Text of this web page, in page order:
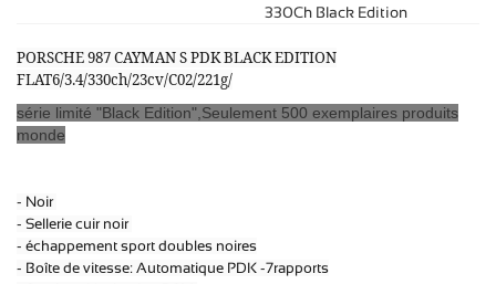
330Ch Black Edition
PORSCHE 987 CAYMAN S PDK BLACK EDITION
FLAT6/3.4/330ch/23cv/C02/221g/
série limité "Black Edition",Seulement 500 exemplaires produits
monde
- Noir
- Sellerie cuir noir
- échappement sport doubles noires
- Boîte de vitesse: Automatique PDK -7rapports